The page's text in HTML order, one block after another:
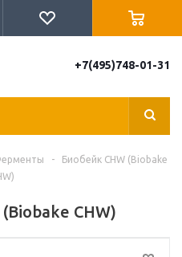
+7(495)748-01-31
-
Биобейк СHW (Biobake
CHW)